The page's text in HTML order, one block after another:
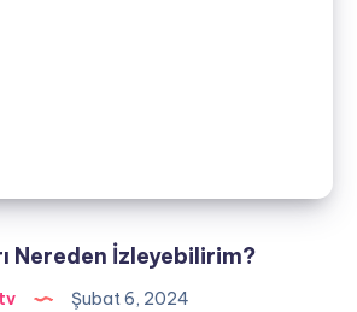
Nereden İzleyebilirim?
Şubat 6, 2024